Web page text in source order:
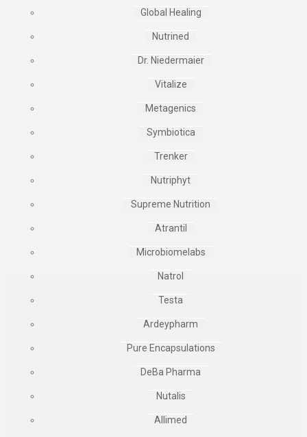
Global Healing
Nutrined
Dr. Niedermaier
Vitalize
Metagenics
Symbiotica
Trenker
Nutriphyt
Supreme Nutrition
Atrantil
Microbiomelabs
Natrol
Testa
Ardeypharm
Pure Encapsulations
DeBa Pharma
Nutalis
Allimed